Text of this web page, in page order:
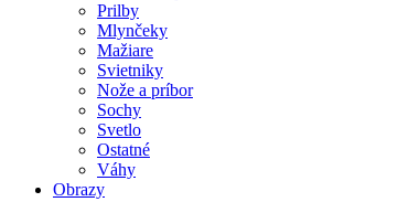
Prilby
Mlynčeky
Mažiare
Svietniky
Nože a príbor
Sochy
Svetlo
Ostatné
Váhy
Obrazy